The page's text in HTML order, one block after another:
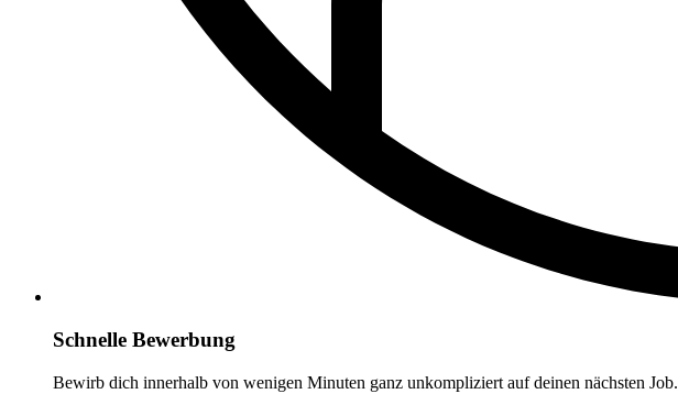
Schnelle Bewerbung
Bewirb dich innerhalb von wenigen Minuten ganz unkompliziert auf deinen nächsten Job.